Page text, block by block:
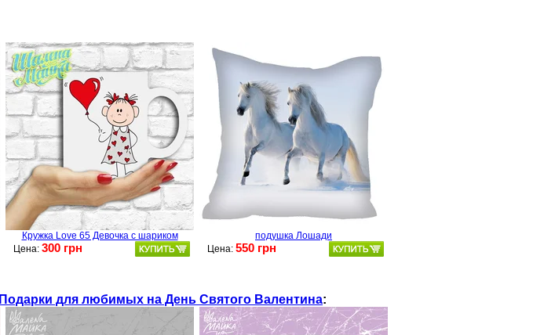
Кружка Love 65 Девочка с шариком
Цена: 300 грн
подушка Лошади
Цена: 550 грн
Подарки для любимых на День Святого Валентина: